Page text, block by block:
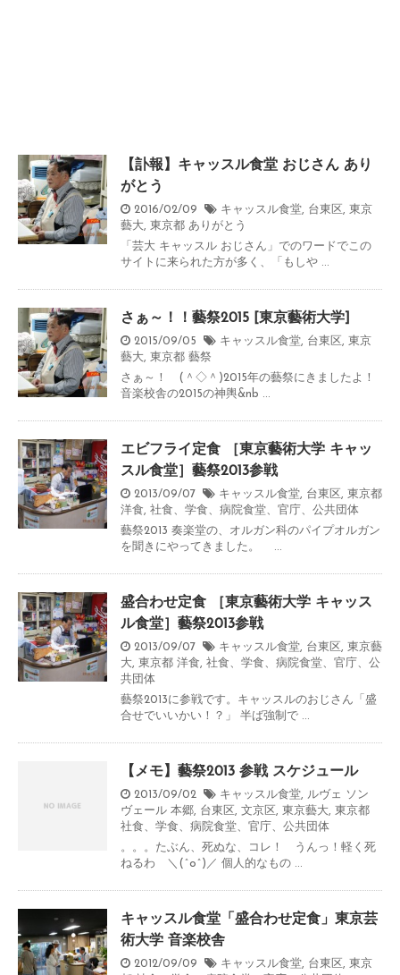
【訃報】キャッスル食堂 おじさん あり
がとう
2016/02/09 キャッスル食堂, 台東区 , 東京
藝大, 東京都 ありがとう
「芸大 キャッスル おじさん」でのワードでこの
サイトに来られた方が多く、「もしや ...
さぁ～！！藝祭2015 [東京藝術大学]
2015/09/05 キャッスル食堂, 台東区 , 東京
藝大, 東京都 藝祭
さぁ～！ (＾◇＾)2015年の藝祭にきましたよ！
音楽校舎の2015の神輿&nb ...
エビフライ定食 ［東京藝術大学 キャッ
スル食堂］藝祭2013参戦
2013/09/07 キャッスル食堂, 台東区 , 東京都
洋食, 社食、学食、病院食堂、官庁、公共団体
藝祭2013 奏楽堂の、オルガン科のパイプオルガン
を聞きにやってきました。 ...
盛合わせ定食 ［東京藝術大学 キャッス
ル食堂］藝祭2013参戦
2013/09/07 キャッスル食堂, 台東区 , 東京藝
大, 東京都 洋食, 社食、学食、病院食堂、官庁、公
共団体
藝祭2013に参戦です。キャッスルのおじさん「盛
合せでいいかい！？」 半ば強制で ...
【メモ】藝祭2013 参戦 スケジュール
2013/09/02 キャッスル食堂, ルヴェ ソン
ヴェール 本郷, 台東区 , 文京区 , 東京藝大, 東京都
社食、学食、病院食堂、官庁、公共団体
。。。たぶん、死ぬな、コレ！ うんっ！軽く死
ねるわ ＼(^o^)／ 個人的なもの ...
キャッスル食堂「盛合わせ定食」東京芸
術大学 音楽校舎
2012/09/09 キャッスル食堂, 台東区 , 東京